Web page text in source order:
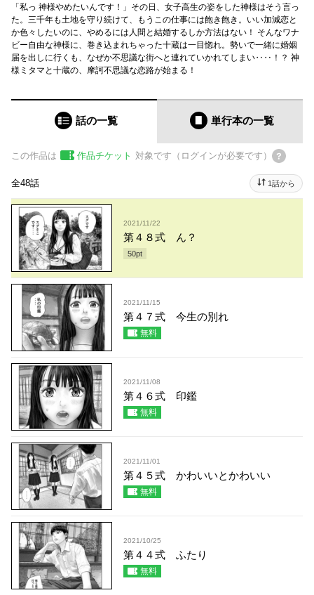
「私っ 神様やめたいんです！」その日、女子高生の姿をした神様はそう言っ
た。三千年も土地を守り続けて、もうこの仕事には飽き飽き。いい加減恋と
か色々したいのに、やめるには人間と結婚するしか方法はない！ そんなワナ
ビー自由な神様に、巻き込まれちゃった十蔵は一目惚れ。勢いで一緒に婚姻
届を出しに行くも、なぜか不思議な街へと連れていかれてしまい‥‥！？ 神
様ミタマと十蔵の、摩訶不思議な恋路が始まる！
話の一覧 単行本の一覧
この作品は 作品チケット 対象です（ログインが必要です）
全48話 1話から
2021/11/22
第４８式 ん？
50pt
2021/11/15
第４７式 今生の別れ
無料
2021/11/08
第４６式 印鑑
無料
2021/11/01
第４５式 かわいいとかわいい
無料
2021/10/25
第４４式 ふたり
無料